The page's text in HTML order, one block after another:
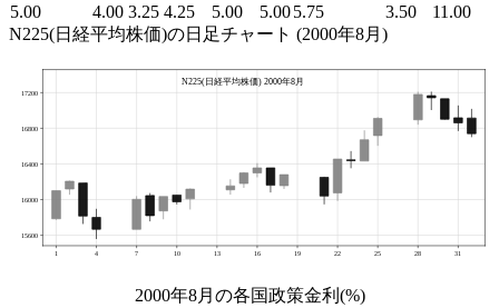
5.00
4.00 3.25 4.25 5.00 5.005.75 3.50
11.00
N225(日経平均株価)の日足チャート (2000年8月)
2000年8月の各国政策金利(%)